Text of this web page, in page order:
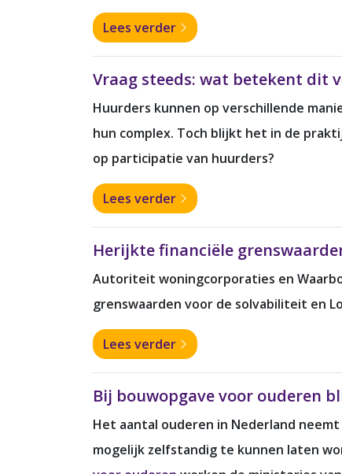
Lees verder
Vraag steeds: wat betekent dit
Huurders kunnen op verschillende
hun complex. Toch blijkt het in de
op participatie van huurders?
Lees verder
Herijkte financiële
Autoriteit woningcorporaties en
grenswaarden voor de solvabiliteit en
Lees verder
Bij bouwopgave voor ouderen
Het aantal ouderen in Nederland
mogelijk zelfstandig te kunnen laten